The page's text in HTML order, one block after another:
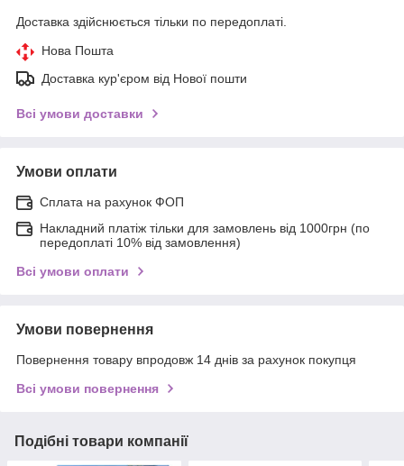
Доставка здійснюється тільки по передоплаті.
Нова Пошта
Доставка кур'єром від Нової пошти
Всі умови доставки
Умови оплати
Сплата на рахунок ФОП
Накладний платіж тільки для замовлень від 1000грн (по
передоплаті 10% від замовлення)
Всі умови оплати
Умови повернення
Повернення товару впродовж 14 днів за рахунок покупця
Всі умови повернення
Подібні товари компанії